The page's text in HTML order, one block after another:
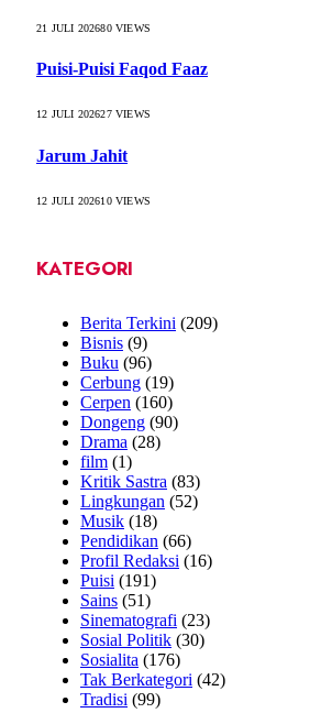
21 JULI 202680VIEWS
Puisi-Puisi Faqod Faaz
12 JULI 202627VIEWS
Jarum Jahit
12 JULI 202610VIEWS
KATEGORI
Berita Terkini (209)
Bisnis (9)
Buku (96)
Cerbung (19)
Cerpen (160)
Dongeng (90)
Drama (28)
film (1)
Kritik Sastra (83)
Lingkungan (52)
Musik (18)
Pendidikan (66)
Profil Redaksi (16)
Puisi (191)
Sains (51)
Sinematografi (23)
Sosial Politik (30)
Sosialita (176)
Tak Berkategori (42)
Tradisi (99)